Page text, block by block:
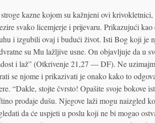
kazne kojom su kažnjeni ovi
svako licemjerje i prijevaru. Prikazujući
i izgubili ovaj i budući život. Isti Bog koji je
su Mu lažljive usne. On objavljuje da u
i laž” (Otkrivenje 21,27 — DF). Ne
se njome i prikazivati je onako kako to
“Dakle, stojte čvrsto! Opašite svoje bokove
prodaje dušu. Njegove laži mogu naizgled
da će uspjeti u poslu koji ne bi mogao